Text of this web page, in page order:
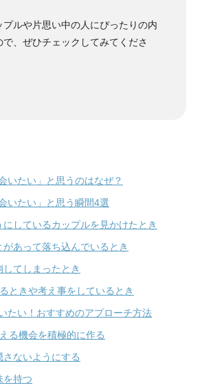
ルや片思い中の人にぴったりの内
、ぜひチェックしてみてくださ
いたい」と思うのはなぜ？
いたい」と思う瞬間4選
にしているカップルを見かけたとき
があって落ち込んでいるとき
してしまったとき
ときや考え事をしているとき
たい！おすすめのアプローチ方法
る機会を積極的に作る
さないようにする
を持つ